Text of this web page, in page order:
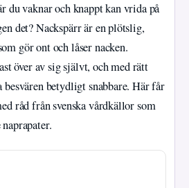
du vaknar och knappt kan vrida på
det? Nackspärr är en plötslig,
gör ont och låser nacken.
över av sig självt, och med rätt
besvären betydligt snabbare. Här får
råd från svenska vårdkällor som